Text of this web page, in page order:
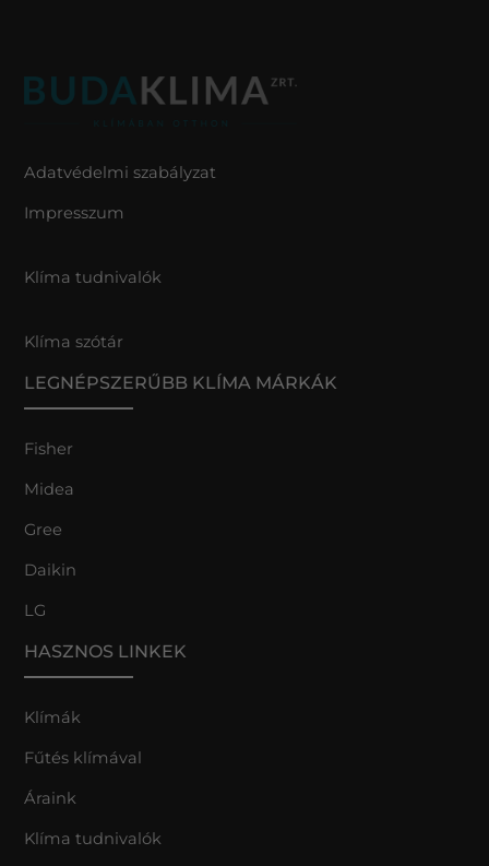
Adatvédelmi szabályzat
Impresszum
Klíma tudnivalók
Klíma szótár
LEGNÉPSZERŰBB KLÍMA MÁRKÁK
Fisher
Midea
Gree
Daikin
LG
HASZNOS LINKEK
Klímák
Fűtés klímával
Áraink
Klíma tudnivalók